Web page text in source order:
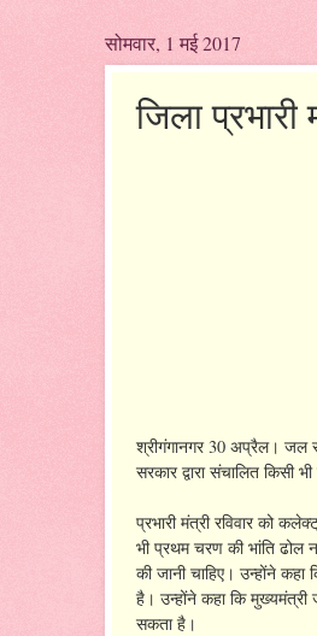
सोमवार, 1 मई 2017
जिला प्रभारी
श्रीगंगानगर 30 अप्रैल। जल
सरकार द्वारा संचालित किसी
प्रभारी मंत्री रविवार को
भी प्रथम चरण की भांति ढोल
की जानी चाहिए। उन्होंने
है। उन्होंने कहा कि मुख्यमंत्री
सकता है।